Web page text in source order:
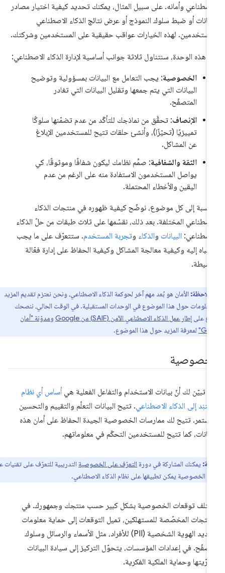
وأمانه. على سبيل المثال، يمكنك تحديد كيفية اختيار مصادر
أو ضبط سلوك النموذج أو عرض نتائج الذكاء الاصطناعي
لهذه الخيارات عواقب حقيقية على المستخدمين وشركتك.
هذه الوحدة، سنتناول ثلاثة جوانب أساسية لإدارة الذكاء الاصطناعي:
الخصوصية: يجب التعامل مع البيانات بمسؤولية وتوضيح
البيانات التي يتم جمعها وتقليل البيانات التي تغادر
المتصفّح.
الإنصاف: تحقَّق من نماذجك للتأكّد من عدم تضمّنها سلوكًا
تمييزيًا (تحيّزًا)، وأنشئ حلقات تتيح للمستخدمين الإبلاغ
عن المشاكل.
الثقة والشفافية: صمِّم نظامك ليكون شفافًا وموثوقًا، كي
يواصل المستخدمون الاستفادة منه على الرغم من عدم
اليقين والأخطاء المحتملة.
إلى كل موضوع، نوضّح كيفية ظهوره في منتجات الذكاء
المختلفة. بعد ذلك، نقسّمها على ثلاث طبقات من حلّ الذكاء
البياناتوالذكاءوتجربة المستخدم. ستتعرّف على ما يجب
إليه وكيفية معالجة المشاكل وكيفية الحفاظ على إدارة فعّالة
ملاحظة:الأمان هو بُعد مهم آخر لحوكمة الذكاء الاصطناعي، ونحن نعتزم تقديم المزيد
حول هذا الموضوع في الوحدات المستقبلية. في الوقت الحالي، ننصحك
على إطار عمل الذكاء الاصطناعي الآمن (SAIF) من Google ومدوّنة "أمان
لمعرفة المزيد حول هذا الموضوع.
تبيّن لك أنّ بيانات الاستخدام والتفاعل الفعلية هي أساس أي نظام
إلى الذكاء الاصطناعي. تتيح البيانات التعلّم والتقييم والتحسين
تتيح لك ممارسات الخصوصية الجيدة الحفاظ على أمان هذه
كما تتيح للمستخدمين التحكّم في معلوماتهم.
يمكنك المشاركة في دورةالتعرّف على الخصوصيةالتدريبية للتعرّف على تقنيات عملية
الخصوصية يمكن تطبيقها على نظام الذكاء الاصطناعي.
توقعات الخصوصية بشكل كبير حسب منتجك وجمهورك. في
المخصّصة للمستهلكين، تميل التوقعات إلى حماية معلومات
تحديد الهوية الشخصية (PII) للأفراد، مثل الأسماء والرسائل وسلوك
في إعدادات المؤسسات، يتحوّل التركيز إلى سيادة البيانات
وحماية الملكية الفكرية.